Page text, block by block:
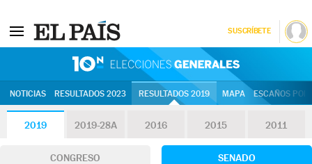
SUSCRÍBETE
NOTICIAS RESULTADOS 2023 RESULTADOS 2019 MAPA ESCAÑOS
2019 2019-28A 2016 2015 2011
CONGRESO SENADO